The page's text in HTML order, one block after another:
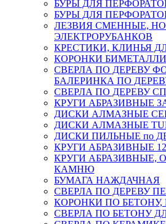
БУРЫ ДЛЯ
БУРЫ ДЛЯ
ЛЕЗВИЯ СМЕННЫЕ,
ЭЛЕКТРОРУБАНКОВ
КРЕСТИКИ, КЛИНЬЯ
КОРОНКИ
СВЕРЛА ПО ДЕРЕВУ
БАЛЕРИНКА ПО
СВЕРЛА ПО ДЕРЕВУ
КРУГИ АБРАЗИВНЫЕ
ДИСКИ АЛМАЗНЫЕ
ДИСКИ АЛМАЗНЫЕ
ДИСКИ ПИЛЬНЫЕ по
КРУГИ АБРАЗИВНЫЕ
КРУГИ АБРАЗИВНЫЕ,
КАМНЮ
БУМАГА НАЖДАЧНАЯ
СВЕРЛА ПО ДЕРЕВУ
КОРОНКИ ПО
СВЕРЛА ПО БЕТОНУ